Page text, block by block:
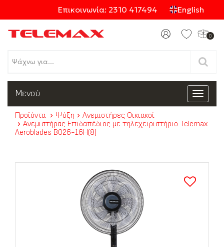
Επικοινωνία: 2310 417494 English
0
Προϊόντα
Κατηγορίες
Toggle
Μενού
Προϊόντα Ψύξη
Ανεμιστήρες Οικιακοί
Ανεμιστήρας Επιδαπέδιος με τηλεχειριστήριο Telemax
Aeroblades B026-16H(8)